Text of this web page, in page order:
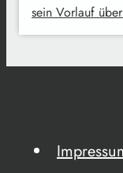
sein Vorlauf